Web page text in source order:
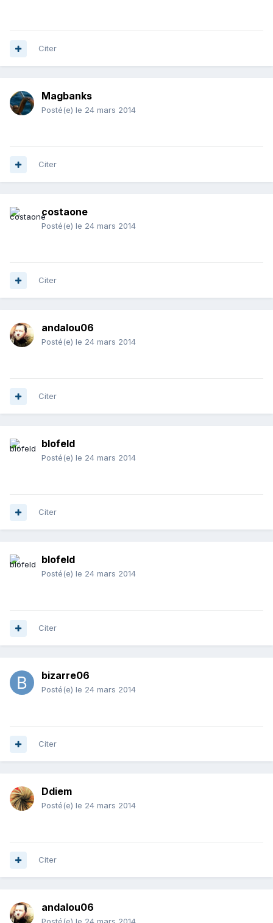
Citer
Magbanks
Posté(e) le 24 mars 2014
Citer
costaone
Posté(e) le 24 mars 2014
Citer
andalou06
Posté(e) le 24 mars 2014
Citer
blofeld
Posté(e) le 24 mars 2014
Citer
blofeld
Posté(e) le 24 mars 2014
Citer
bizarre06
Posté(e) le 24 mars 2014
Citer
Ddiem
Posté(e) le 24 mars 2014
Citer
andalou06